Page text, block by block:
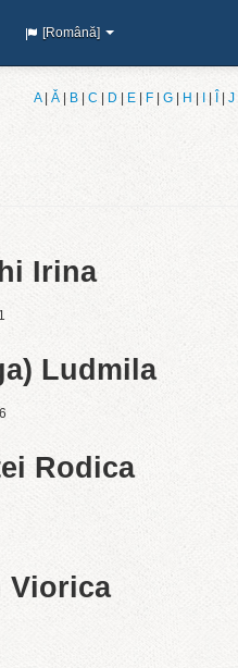
[Română]
A| Ǎ| B| C D E| F| G| H J|
Irina
Ludmila
Rodica
Viorica